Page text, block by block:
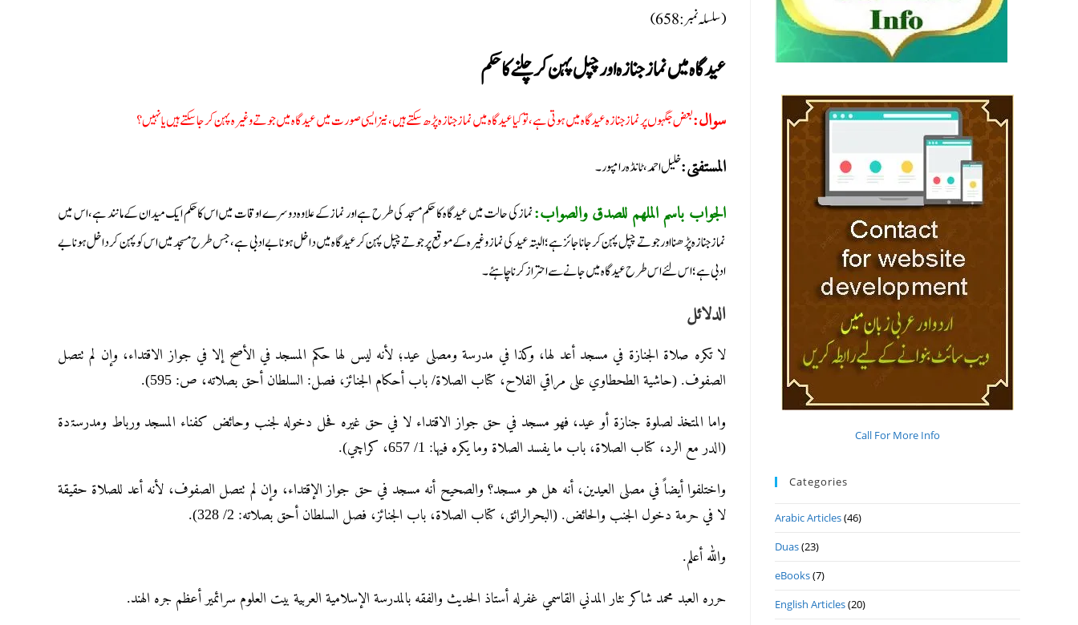
(سلسلہ نمبر: 658)
عیدگاہ میں نماز جنازہ اور چپل پہن کر چلنے کا حکم
سوال:بعض جگہوں پر نماز جنازہ عیدگاہ میں ہوتی ہے، تو کیا عید گاہ میں نماز جنازہ پڑھ سکتے ہیں، نیز ایسی صورت میں عیدگاہ میں جوتے وغیرہ پہن کر جاسکتے ہیں یا نہیں؟
المستفتی:خلیل احمد، ٹانڈہ رامپور۔
الجواب باسم الملھم للصدق والصواب:نماز کی حالت میں عید گاہ کا حکم مسجد کی طرح ہے اور نماز کے علاوہ دوسرے اوقات میں اس کا حکم ایک میدان کے مانند ہے، اس میں
نماز جنازہ پڑھنا اور جوتے چپل پہن کر جانا جائز ہے؛ البتہ عید کی نماز وغیرہ کے موقع پر جوتے چپل پہن کر عیدگاہ میں داخل ہونا بے ادبی ہے، جس طرح مسجد میں اس کو پہن کر داخل ہونا بے
ادبی ہے؛ اس لئے اس طرح عیدگاہ میں جانے سے احتراز کرنا چاہئے۔
الدلائل
لا تکرہ صلاۃ الجنازۃ في مسجد أعد لها، وکذا في مدرسة ومصلی عید؛ لأنه لیس لها حکم المسجد في الأصح إلا في جواز الاقتداء، وإن لم تتصل
الصفوف. (حاشیة الطحطاوي علی مراقي الفلاح، کتاب الصلاۃ/ باب أحکام الجنائز، فصل: السلطان أحق بصلاته، ص: 595).
واما المتخذ لصلوۃ جنازۃ أو عید، فهو مسجد في حق جواز الاقتداء لا في حق غیرہ فحل دخوله لجنب وحائض کفناء المسجد ورباط ومدرسۃدة
(الدر مع الرد، کتاب الصلاۃ، باب ما یفسد الصلاۃ وما یکرہ فیها: 1/ 657، کراچي).
واختلفوا أیضاً في مصلی العیدین، أنه هل هو مسجد؟ والصحیح أنه مسجد في حق جواز الإقتداء، وإن لم تتصل الصفوف، لأنه أعد للصلاۃ حقیقة
لا في حرمة دخول الجنب والحائض. (البحرالرائق، کتاب الصلاۃ، باب الجنائز، فصل السلطان أحق بصلاته: 2/ 328).
والله أعلم.
حرره العبد محمد شاکر نثار المدني القاسمي غفرله أستاذ الحديث والفقه بالمدرسة الإسلامية العربية بيت العلوم سرائمير أعظم جره الهند.
Call For More Info
Categories
Arabic Articles(46)
Duas(23)
eBooks(7)
English Articles(20)